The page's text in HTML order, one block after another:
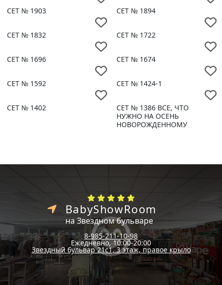
СЕТ № 1903 СЕТ № 1894
СЕТ № 1832 СЕТ № 1722
СЕТ № 1696 СЕТ № 1674
СЕТ № 1592 СЕТ № 1424-1
СЕТ № 1402
СЕТ № 1386 ВСЕ, ЧТО
НУЖНО НА ОСЕНЬ
НОВОРОЖДЕННОМУ
BabyShowRoom
на Звездном бульваре
8-985-211-10-98
Ежедневно, 10:00-20:00
Звездный бульвар 21с1, 3 этаж, правое крыло